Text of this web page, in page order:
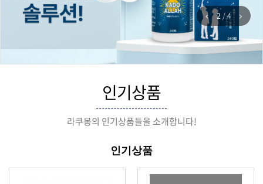
2 /4
무료배송안내_
모바일
카도알라 비제로리세
인기상품
라쿠몽의 인기상품들을 소개합니다!
인기상품